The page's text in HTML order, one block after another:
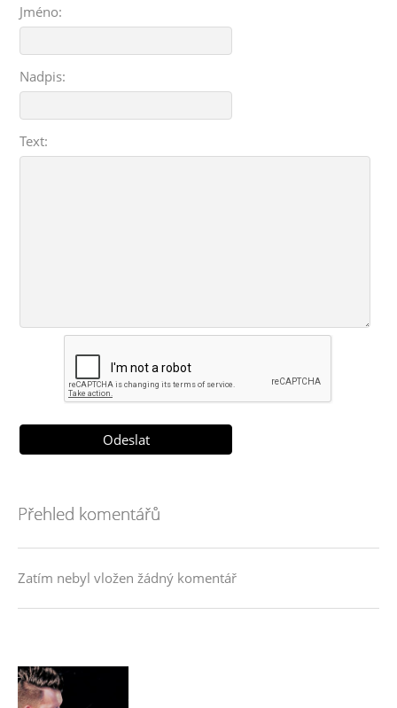
Jméno:
Nadpis:
Text:
Přehled komentářů
Zatím nebyl vložen žádný komentář